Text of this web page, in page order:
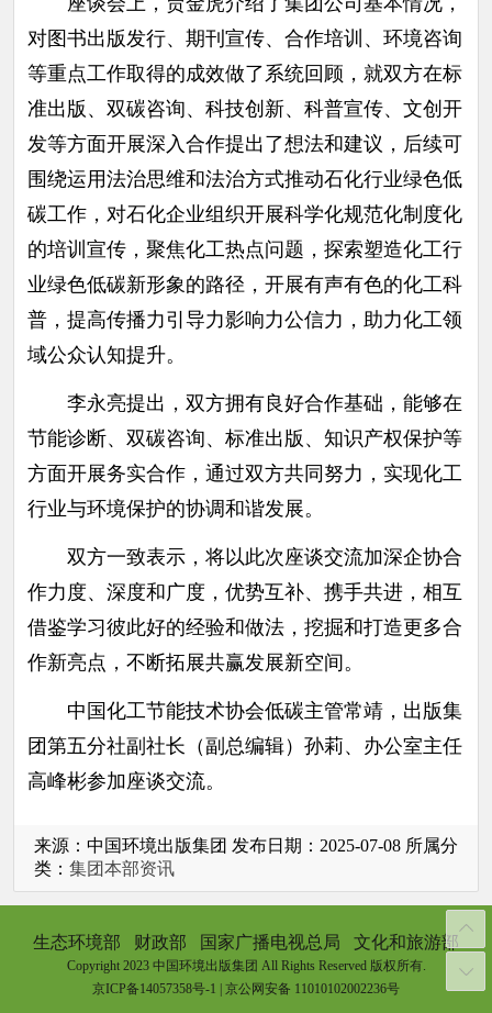
对图书出版发行、期刊宣传、合作培训、环境咨询
等重点工作取得的成效做了系统回顾，就双方在标
准出版、双碳咨询、科技创新、科普宣传、文创开
发等方面开展深入合作提出了想法和建议，后续可
围绕运用法治思维和法治方式推动石化行业绿色低
碳工作，对石化企业组织开展科学化规范化制度化
的培训宣传，聚焦化工热点问题，探索塑造化工行
业绿色低碳新形象的路径，开展有声有色的化工科
普，提高传播力引导力影响力公信力，助力化工领
域公众认知提升。
李永亮提出，双方拥有良好合作基础，能够在
节能诊断、双碳咨询、标准出版、知识产权保护等
方面开展务实合作，通过双方共同努力，实现化工
行业与环境保护的协调和谐发展。
双方一致表示，将以此次座谈交流加深企协合
作力度、深度和广度，优势互补、携手共进，相互
借鉴学习彼此好的经验和做法，挖掘和打造更多合
作新亮点，不断拓展共赢发展新空间。
中国化工节能技术协会低碳主管常靖，出版集
团第五分社副社长（副总编辑）孙莉、办公室主任
高峰彬参加座谈交流。
来源：中国环境出版集团 发布日期：2025-07-08 所属分
类： 集团本部资讯
生态环境部 财政部 国家广播电视总局 文化和旅游部
Copyright 2023 中国环境出版集团 All Rights Reserved 版权所有.
京ICP备14057358号-1 | 京公网安备 11010102002236号